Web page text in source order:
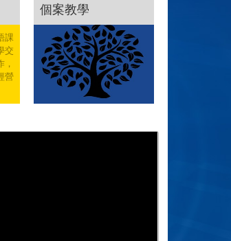
課
交
營
個案教學